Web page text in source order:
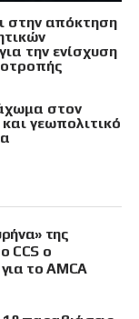
στην απόκτηση
την ενίσχυση
στον
γεωπολιτικό
της
CCS ο
το AMCA